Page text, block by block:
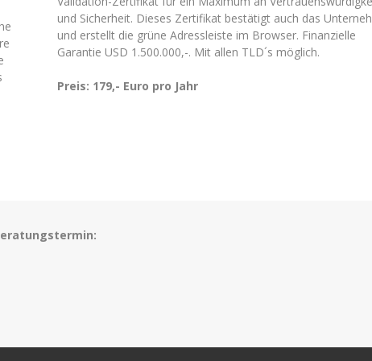
und Sicherheit. Dieses Zertifikat bestätigt auch das
und erstellt die grüne Adressleiste im Browser. Finanzielle
Garantie USD 1.500.000,-. Mit allen TLD´s möglich.
Preis: 179,- Euro pro Jahr